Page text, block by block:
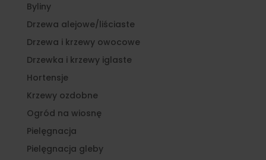
Byliny
Drzewa alejowe/liściaste
Drzewa i krzewy owocowe
Drzewka i krzewy iglaste
Hortensje
Krzewy ozdobne
Ogród na wiosnę
Pielęgnacja
Pielęgnacja gleby